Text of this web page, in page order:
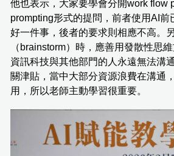
他也表示，大家要學會分開work flow
prompting形式的提問，前者使用AI前
好一件事，後者的要求則相應不高。
（brainstorm）時，應善用發散性思
資訊科技與其他部門的人永遠無法溝
關津貼，當中大部分資源浪費在溝通
用，所以老師主動學習很重要。